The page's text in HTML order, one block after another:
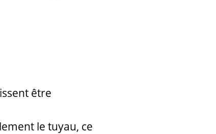
être
le tuyau, ce